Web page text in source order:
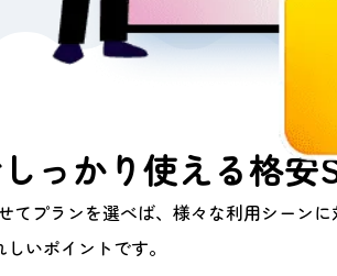
しっかり使える格安
プランを選べば、様々な利用シーンに
いポイントです。